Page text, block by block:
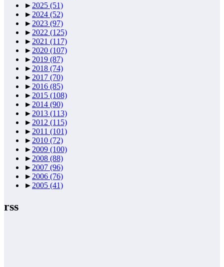
► 2025 (51)
► 2024 (52)
► 2023 (97)
► 2022 (125)
► 2021 (117)
► 2020 (107)
► 2019 (87)
► 2018 (74)
► 2017 (70)
► 2016 (85)
► 2015 (108)
► 2014 (90)
► 2013 (113)
► 2012 (115)
► 2011 (101)
► 2010 (72)
► 2009 (100)
► 2008 (88)
► 2007 (96)
► 2006 (76)
► 2005 (41)
rss